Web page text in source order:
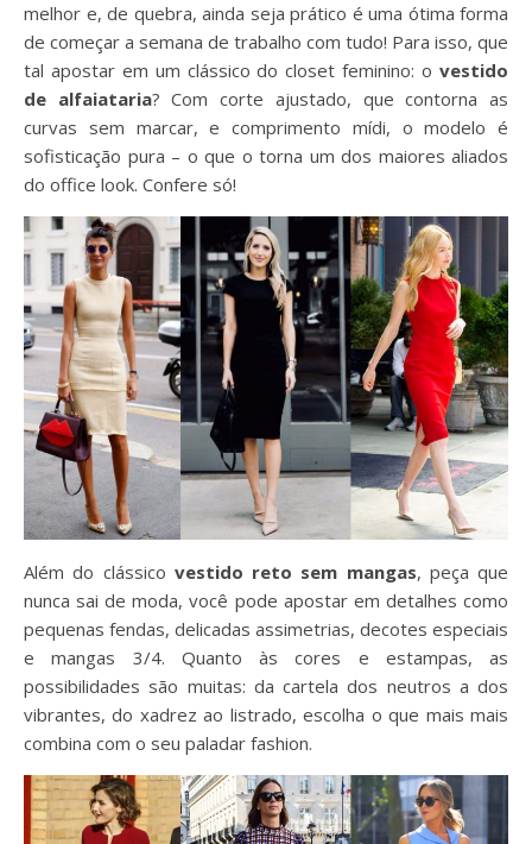
melhor e, de quebra, ainda seja prático é uma ótima forma
de começar a semana de trabalho com tudo! Para isso, que
tal apostar em um clássico do closet feminino: o vestido
de alfaiataria? Com corte ajustado, que contorna as
curvas sem marcar, e comprimento mídi, o modelo é
sofisticação pura – o que o torna um dos maiores aliados
do office look. Confere só!
Além do clássico vestido reto sem mangas, peça que
nunca sai de moda, você pode apostar em detalhes como
pequenas fendas, delicadas assimetrias, decotes especiais
e mangas 3/4. Quanto às cores e estampas, as
possibilidades são muitas: da cartela dos neutros a dos
vibrantes, do xadrez ao listrado, escolha o que mais mais
combina com o seu paladar fashion.